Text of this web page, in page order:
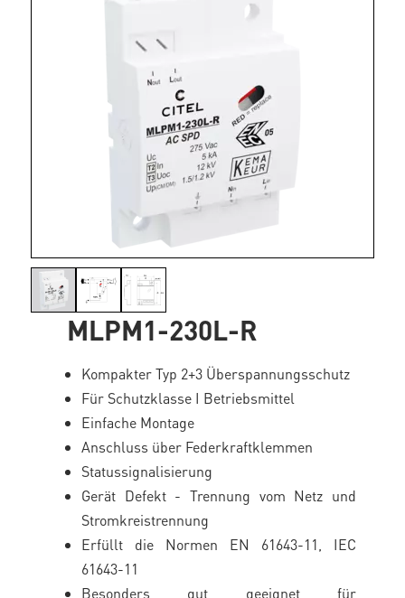
MLPM1-230L-R
Kompakter Typ 2+3 Überspannungsschutz
Für Schutzklasse I Betriebsmittel
Einfache Montage
Anschluss über Federkraftklemmen
Statussignalisierung
Gerät Defekt - Trennung vom Netz und
Stromkreistrennung
Erfüllt die Normen EN 61643-11, IEC
61643-11
Besonders gut geeignet für